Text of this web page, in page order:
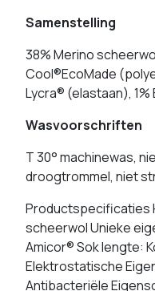
Samenstelling
38% Merino
Cool®EcoMade
Lycra® (elastaan),
Wasvoorschriften
T 30° machinewas,
droogtrommel, niet
Productspecificaties
scheerwol Unieke
Amicor® Sok lengte:
Elektrostatische
Antibacteriële